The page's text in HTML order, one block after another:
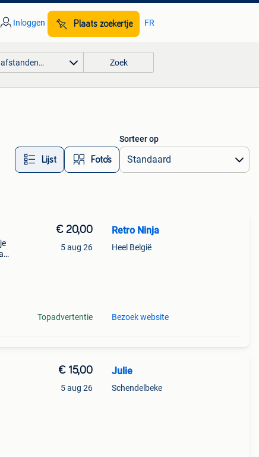
Inloggen Plaats zoekertje FR
afstanden… Zoek
Lijst Foto’s
Sorteer op
€ 20,00
5 aug 26
Topadvertentie
Retro Ninja
Heel België
Bezoek website
€ 15,00
5 aug 26
Julie
Schendelbeke